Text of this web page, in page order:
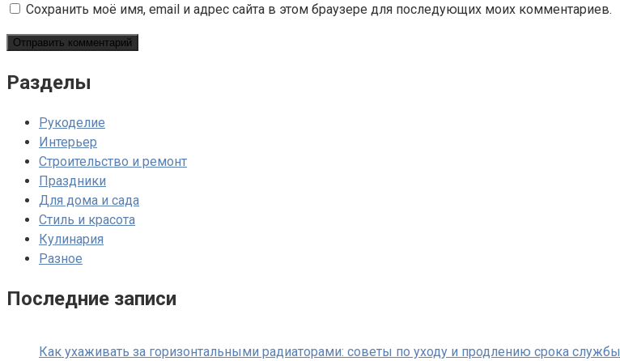
Сохранить моё имя, email и адрес сайта в этом браузере для последующих моих комментариев.
Разделы
Рукоделие
Интерьер
Строительство и ремонт
Праздники
Для дома и сада
Стиль и красота
Кулинария
Разное
Последние записи
Как ухаживать за горизонтальными радиаторами: советы по уходу и продлению срока службы